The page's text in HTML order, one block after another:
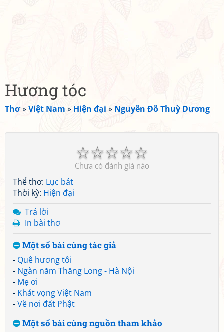
Hương tóc
Thơ»Việt Nam » Hiện đại » Nguyễn Đỗ Thuỳ Dương
☆
☆
☆
☆
☆
Chưa có đánh giá nào
Thể thơ: Lục bát
Thời kỳ: Hiện đại
Trả lời
In bài thơ
Một số bài cùng tác giả
- Quê hương tôi
- Ngàn năm Thăng Long - Hà Nội
- Mẹ ơi
- Khát vọng Việt Nam
-Về nơi đất Phật
Một số bài cùng nguồn tham khảo